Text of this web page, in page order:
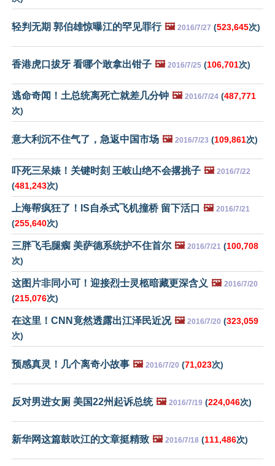
轻判无期 郭伯雄惊曝江的罕见罪行 🖼️ 2016/7/27 (523,645次)
香港虎口拔牙 看哪个敢拿出钳子 🖼️ 2016/7/25 (106,701次)
逃命奇闻！土总统离死亡就差几分钟 🖼️ 2016/7/24 (487,771
次)
意大利沉不住气了，急返中国市场 🖼️ 2016/7/23 (109,861次)
吓死三呆婊！关键时刻 王岐山绝不会撂挑子 🖼️ 2016/7/22
(481,243次)
上海帮疯狂了！IS自杀式飞机撞桥 留下活口 🖼️ 2016/7/21
(255,640次)
三胖飞毛腿瘸 美萨德系统护不住首尔 🖼️ 2016/7/21 (100,708
次)
这图片非同小可！迎接烈士灵柩暗藏更深含义 🖼️ 2016/7/20
(215,076次)
在这里！CNN竟然透露出江泽民近况 🖼️ 2016/7/20 (323,059
次)
预感真灵！几个离奇小故事 🖼️ 2016/7/20 (71,023次)
反对男进女厕 美国22州起诉总统 🖼️ 2016/7/19 (224,046次)
新华网这篇鼓吹江的文章挺精致 🖼️ 2016/7/18 (111,486次)